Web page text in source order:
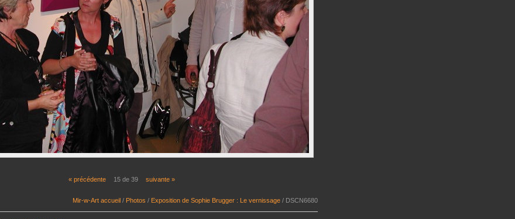
« précédente 15 de 39 suivante »
Mir-w-Art accueil / Photos / Exposition de Sophie Brugger : Le vernissage / DSCN6680